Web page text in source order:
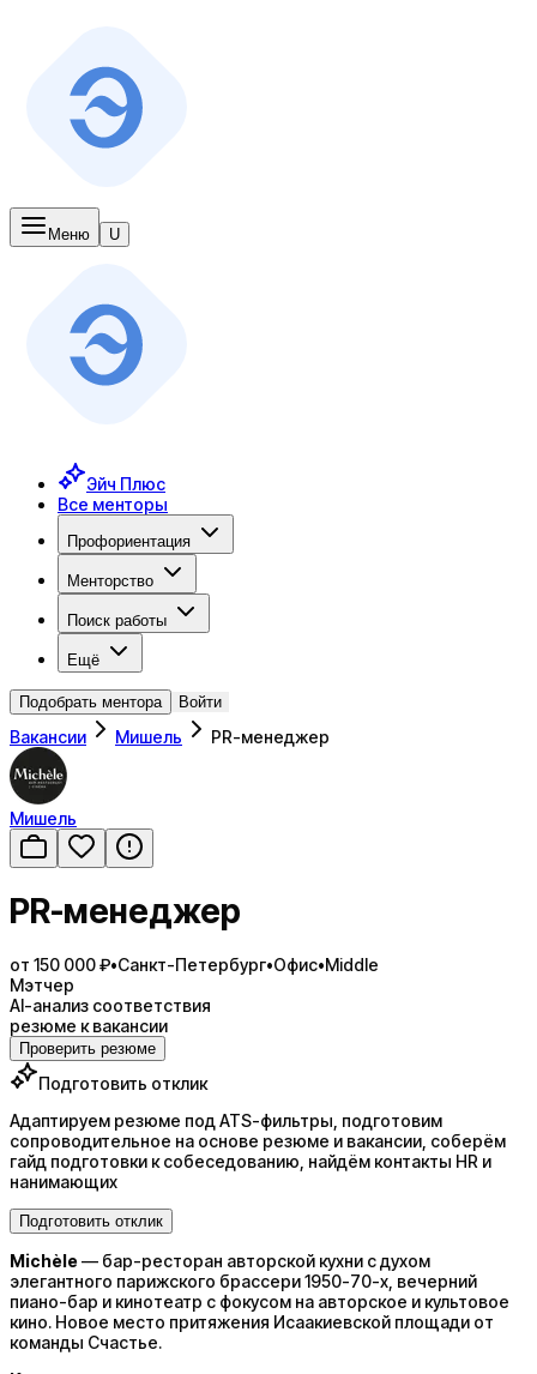
Меню U
Эйч Плюс
Все менторы
Профориентация
Менторство
Поиск работы
Ещё
Подобрать ментора Войти
Вакансии Мишель PR-менеджер
Мишель
PR-менеджер
от 150 000 ₽•Санкт-Петербург•Офис•Middle
Мэтчер
AI-анализ соответствия
резюме к вакансии
Проверить резюме
Подготовить отклик
Адаптируем резюме под ATS-фильтры, подготовим
сопроводительное на основе резюме и вакансии, соберём
гайд подготовки к собеседованию, найдём контакты HR и
нанимающих
Подготовить отклик
Michèle— бар-ресторан авторской кухни с духом
элегантного парижского брассери 1950-70-х, вечерний
пиано-бар и кинотеатр с фокусом на авторское и культовое
кино. Новое место притяжения Исаакиевской площади от
команды Счастье.